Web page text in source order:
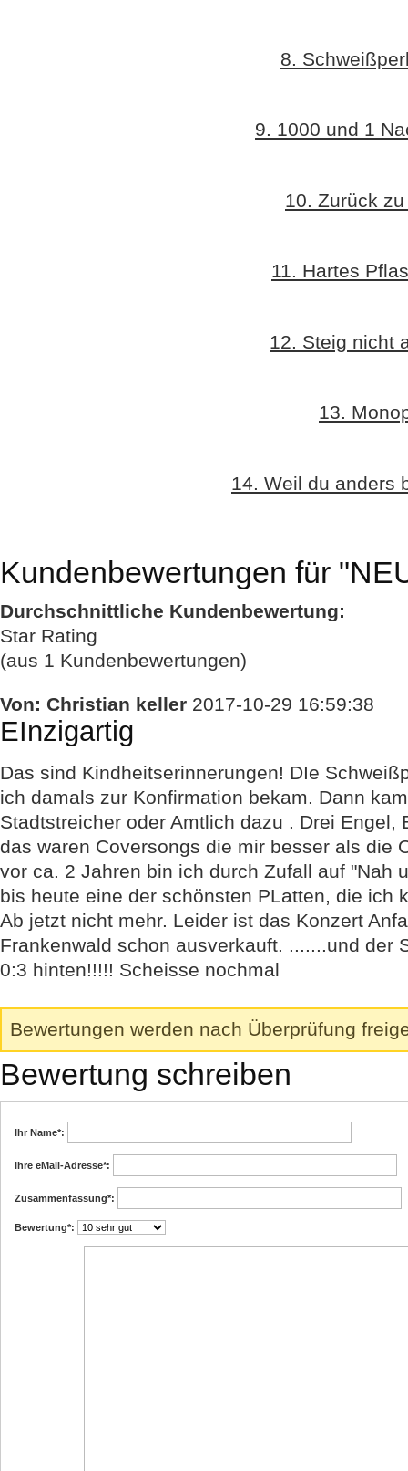
8.
9. 1000 und 1
10. Zurück
11. Hartes
12. Steig nicht
13.
14. Weil du anders
Kundenbewertungen für
Durchschnittliche Kundenbewertung:
Star Rating
(aus 1 Kundenbewertungen)
Von: Christian keller 2017-10-29 16:59:38
EInzigartig
Das sind Kindheitserinnerungen! DIe
ich damals zur Konfirmation bekam. Dann
Stadtstreicher oder Amtlich dazu . Drei Engel,
das waren Coversongs die mir besser als die
vor ca. 2 Jahren bin ich durch Zufall auf "Nah
bis heute eine der schönsten PLatten, die ich
Ab jetzt nicht mehr. Leider ist das Konzert
Frankenwald schon ausverkauft. .......und der
0:3 hinten!!!!! Scheisse nochmal
Bewertungen werden nach Überprüfung
Bewertung schreiben
Ihr Name*:
Ihre eMail-Adresse*:
Zusammenfassung*:
Bewertung*: